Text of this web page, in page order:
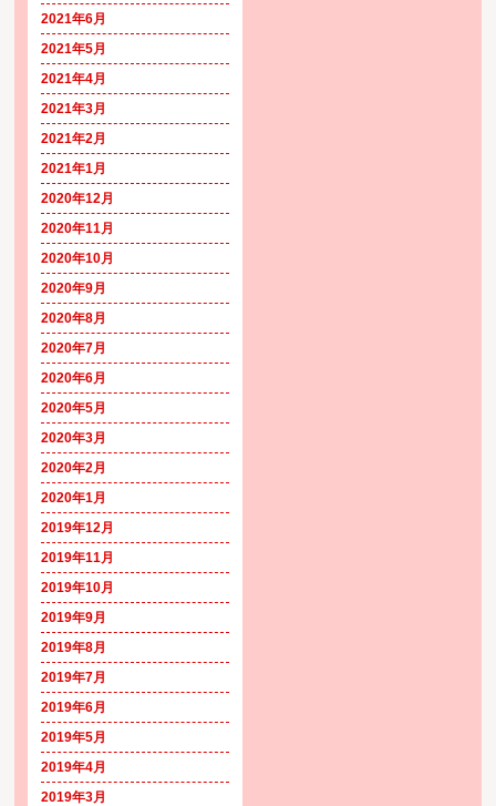
2021年6月
2021年5月
2021年4月
2021年3月
2021年2月
2021年1月
2020年12月
2020年11月
2020年10月
2020年9月
2020年8月
2020年7月
2020年6月
2020年5月
2020年3月
2020年2月
2020年1月
2019年12月
2019年11月
2019年10月
2019年9月
2019年8月
2019年7月
2019年6月
2019年5月
2019年4月
2019年3月